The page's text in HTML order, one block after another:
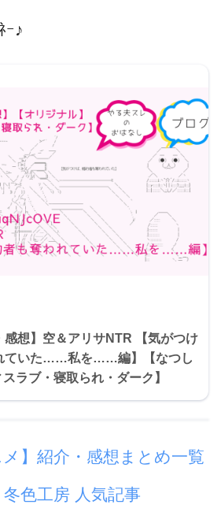
ｰ♪
感想】空＆アリサNTR 【気がつけ
ていた……私を……編】【なつし
ラブ・寝取られ・ダーク】
メ】紹介・感想まとめ一覧
冬色工房 人気記事